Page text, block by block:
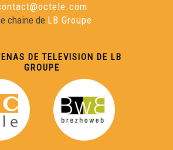
chaine de LB Groupe
DE TELEVISION DE LB
GROUPE